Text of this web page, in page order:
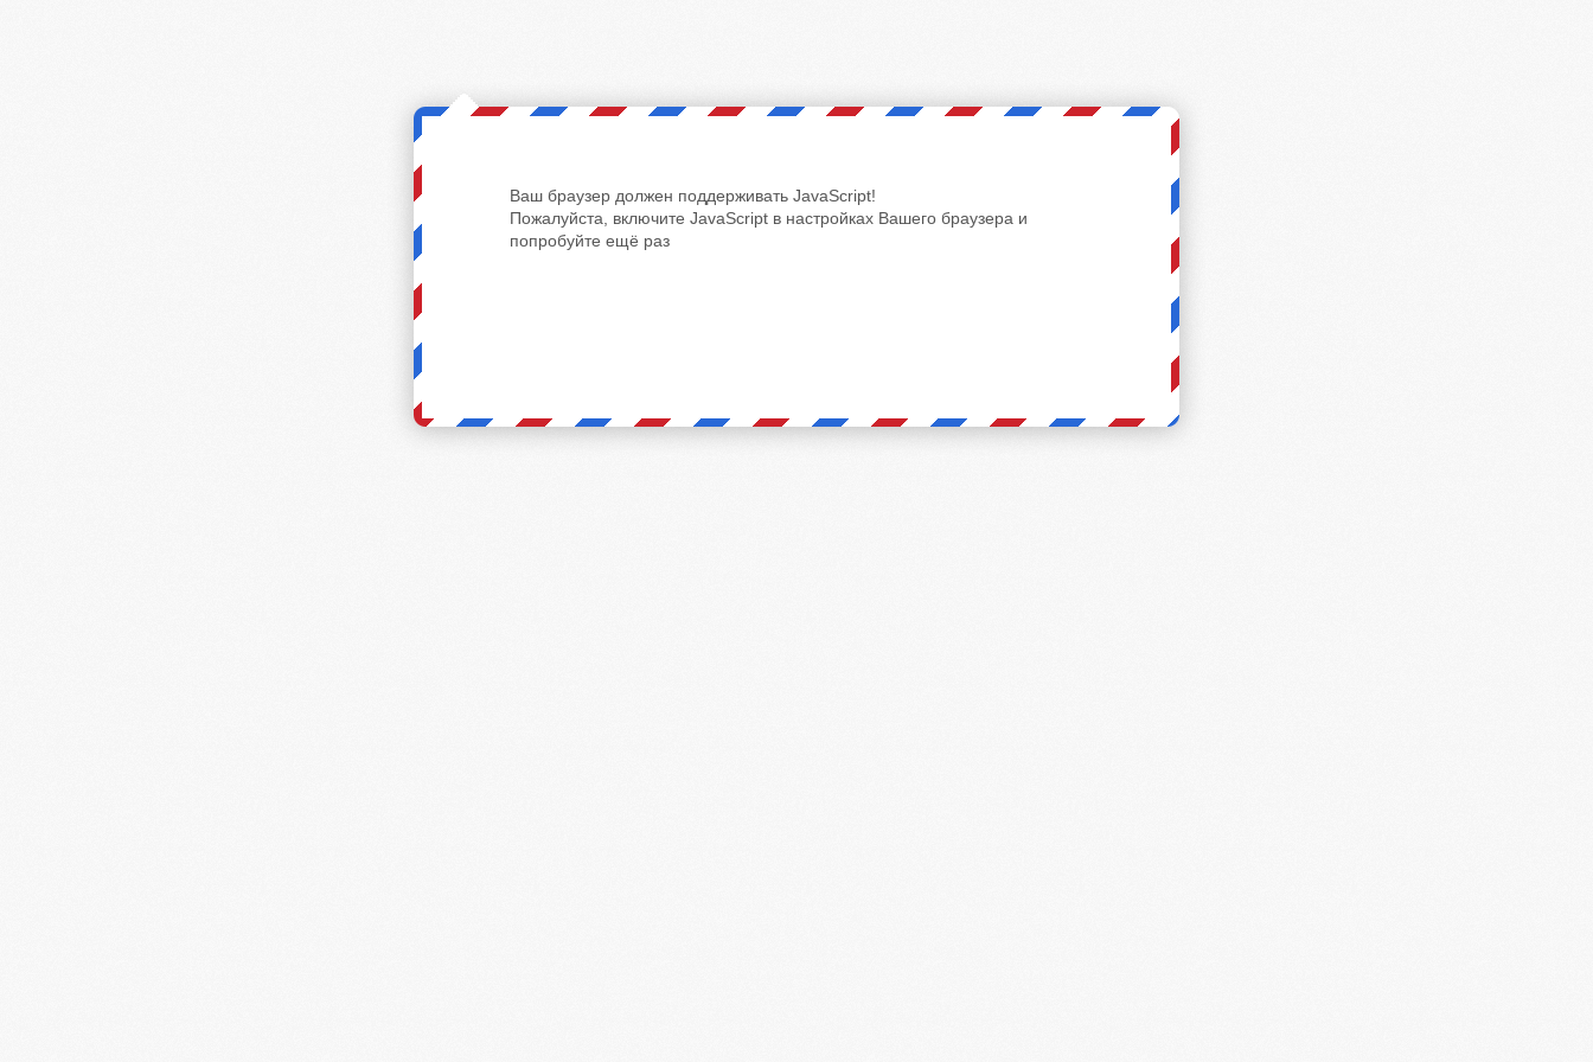
Ваш браузер должен поддерживать JavaScript!
Пожалуйста, включите JavaScript в настройках Вашего браузера и
попробуйте ещё раз